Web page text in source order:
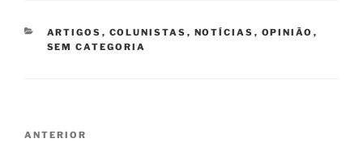
CATEGORIAS
ARTIGOS , COLUNISTAS , NOTÍCIAS , OPINIÃO ,
SEM CATEGORIA
Post
ANTERIOR